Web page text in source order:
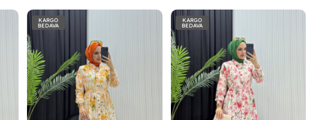
KARGO
BEDAVA
KARGO
BEDAVA